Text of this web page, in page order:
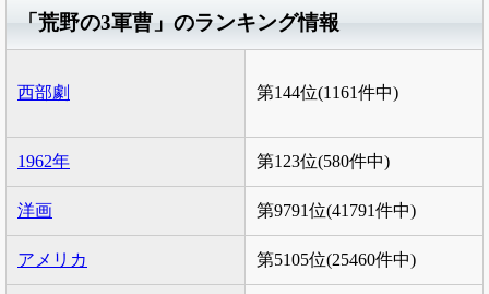
「荒野の3軍曹」のランキング情報
西部劇 第144位(1161件中)
1962年 第123位(580件中)
洋画 第9791位(41791件中)
アメリカ 第5105位(25460件中)